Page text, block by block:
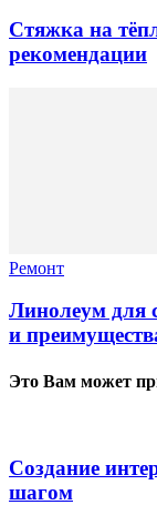
Стяжка на
рекомендации
Ремонт
Линолеум для
и
Это Вам может
Создание
шагом